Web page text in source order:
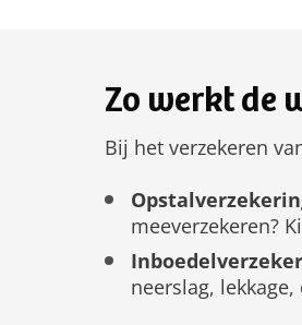
Zo werkt de
Bij het verzekeren
meeverzekeren?
neerslag,